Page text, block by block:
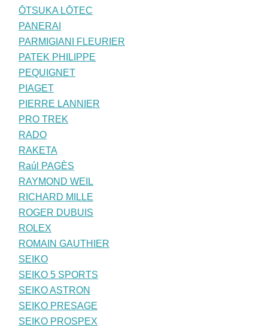
ŌTSUKA LŌTEC
PANERAI
PARMIGIANI FLEURIER
PATEK PHILIPPE
PEQUIGNET
PIAGET
PIERRE LANNIER
PRO TREK
RADO
RAKETA
Raúl PAGÈS
RAYMOND WEIL
RICHARD MILLE
ROGER DUBUIS
ROLEX
ROMAIN GAUTHIER
SEIKO
SEIKO 5 SPORTS
SEIKO ASTRON
SEIKO PRESAGE
SEIKO PROSPEX